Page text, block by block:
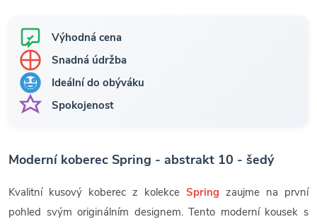
Výhodná cena
Snadná údržba
Ideální do obýváku
Spokojenost
Moderní koberec Spring - abstrakt 10 - šedý
Kvalitní kusový koberec z kolekce Spring zaujme na první
pohled svým originálním designem. Tento moderní kousek s